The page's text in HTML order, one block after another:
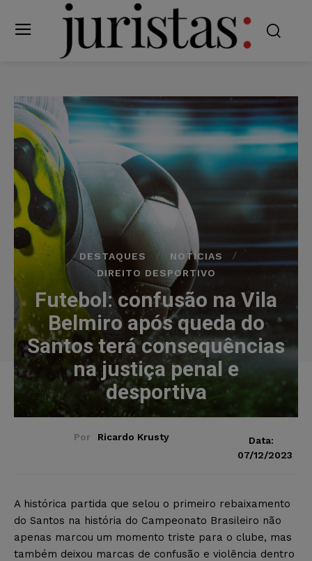
DESTAQUES
NOTÍCIAS
DIREITO DESPORTIVO
Futebol: confusão na Vila
Belmiro após queda do
Santos terá consequências
na justiça penal e
desportiva
Por Ricardo Krusty
Data:
07/12/2023
A histórica partida que selou o primeiro rebaixamento
do Santos na história do Campeonato Brasileiro não
apenas marcou um momento triste para o clube, mas
também deixou marcas de confusão e violência dentro